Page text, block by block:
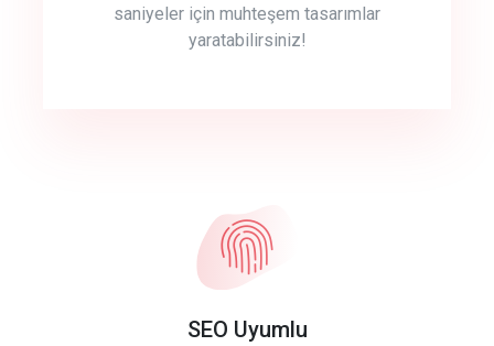
saniyeler için muhteşem tasarımlar
yaratabilirsiniz!
SEO Uyumlu